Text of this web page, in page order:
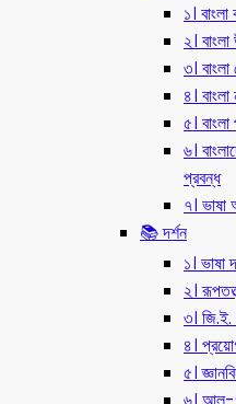
১।
২।
৩।
৪।
৫।
৬।
প্রবন্ধ
৭।
📚 দর্শন
১। ভাষা
২।
৩। জি.ই.
৪।
৫।